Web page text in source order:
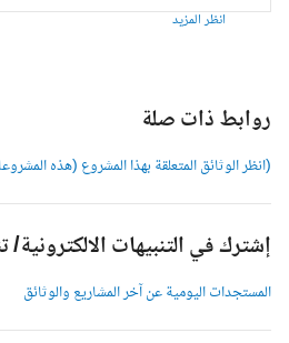
انظر المزيد
روابط ذات صلة
(انظر الوثائق المتعلقة بهذا المشروع (هذه المشروعات
إشترك في التنبيهات الالكترونية/
المستجدات اليومية عن آخر المشاريع والوثائق